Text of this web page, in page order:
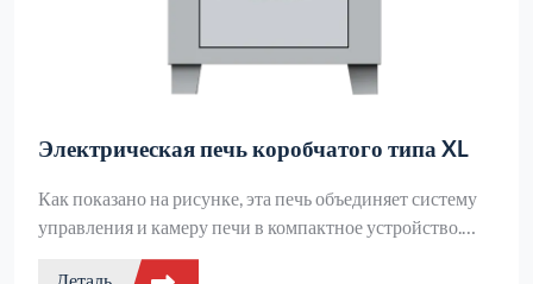
Электрическая печь коробчатого типа XL
Как показано на рисунке, эта печь объединяет систему
управления и камеру печи в компактное устройство.
Футеровка изготовлена из вакуумно-формованного